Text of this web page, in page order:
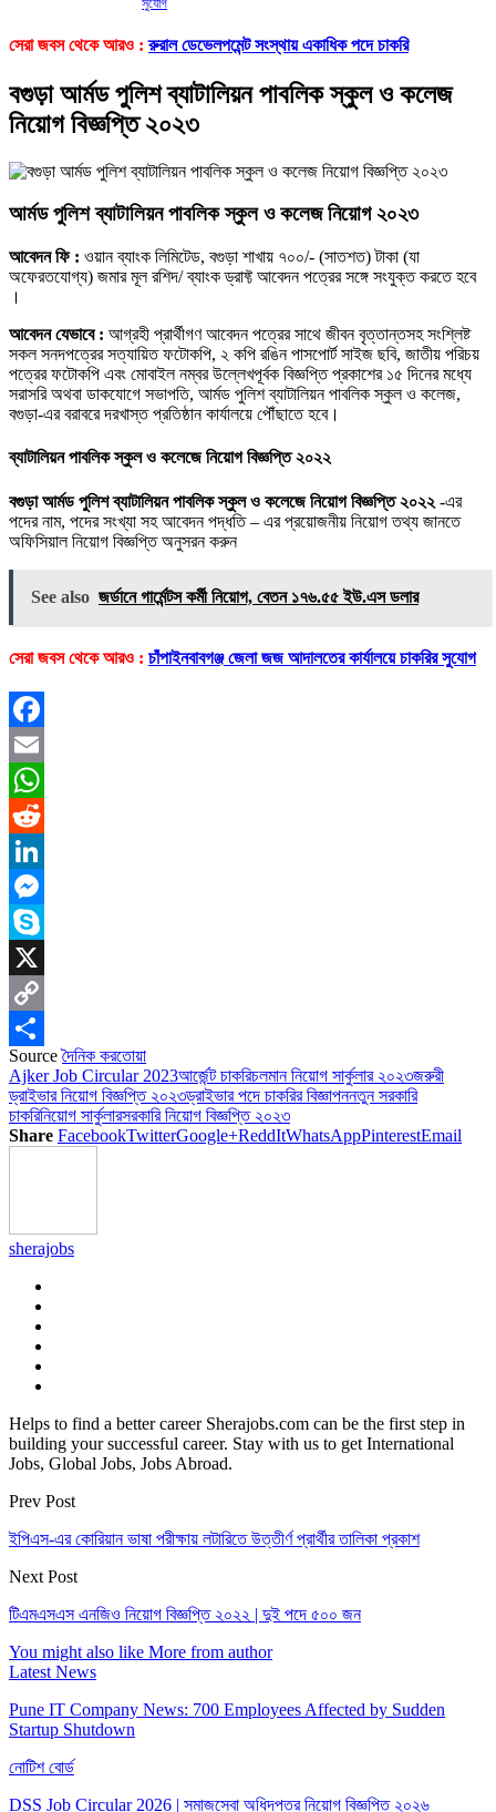
সুযোগ
সেরা জবস থেকে আরও :রুরাল ডেভেলপমেন্ট সংস্থায় একাধিক পদে চাকরি
বগুড়া আর্মড পুলিশ ব্যাটালিয়ন পাবলিক স্কুল ও কলেজ
নিয়োগ বিজ্ঞপ্তি ২০২৩
আর্মড পুলিশ ব্যাটালিয়ন পাবলিক স্কুল ও কলেজ নিয়োগ ২০২৩
আবেদন ফি : ওয়ান ব্যাংক লিমিটেড, বগুড়া শাখায় ৭০০/- (সাতশত) টাকা (যা
অফেরতযোগ্য) জমার মূল রশিদ/ ব্যাংক ড্রাফ্ট আবেদন পত্রের সঙ্গে সংযুক্ত করতে হবে
।
আবেদন যেভাবে : আগ্রহী প্রার্থীগণ আবেদন পত্রের সাথে জীবন বৃত্তান্তসহ সংশ্লিষ্ট
সকল সনদপত্রের সত্যায়িত ফটোকপি, ২ কপি রঙিন পাসপোর্ট সাইজ ছবি, জাতীয় পরিচয়
পত্রের ফটোকপি এবং মোবাইল নম্বর উল্লেখপূর্বক বিজ্ঞপ্তি প্রকাশের ১৫ দিনের মধ্যে
সরাসরি অথবা ডাকযোগে সভাপতি, আর্মড পুলিশ ব্যাটালিয়ন পাবলিক স্কুল ও কলেজ,
বগুড়া-এর বরাবরে দরখাস্ত প্রতিষ্ঠান কার্যালয়ে পৌঁছাতে হবে।
ব্যাটালিয়ন পাবলিক স্কুল ও কলেজে নিয়োগ বিজ্ঞপ্তি ২০২২
বগুড়া আর্মড পুলিশ ব্যাটালিয়ন পাবলিক স্কুল ও কলেজে নিয়োগ বিজ্ঞপ্তি ২০২২ -এর
পদের নাম, পদের সংখ্যা সহ আবেদন পদ্ধতি – এর প্রয়োজনীয় নিয়োগ তথ্য জানতে
অফিসিয়াল নিয়োগ বিজ্ঞপ্তি অনুসরন করুন
See also জর্ডানে গার্মেন্টস কর্মী নিয়ােগ, বেতন ১৭৬.৫৫ ইউ.এস ডলার
সেরা জবস থেকে আরও : চাঁপাইনবাবগঞ্জ জেলা জজ আদালতের কার্যালয়ে চাকরির সুযোগ
Facebook
Email
WhatsApp
Reddit
LinkedIn
Messenger
Skype
X
Copy
Link
Share
Source দৈনিক করতোয়া
Ajker Job Circular 2023আর্জেন্ট চাকরিচলমান নিয়োগ সার্কুলার ২০২৩জরুরী
ড্রাইভার নিয়োগ বিজ্ঞপ্তি ২০২৩ড্রাইভার পদে চাকরির বিজ্ঞাপননতুন সরকারি
চাকরিনিয়োগ সার্কুলারসরকারি নিয়োগ বিজ্ঞপ্তি ২০২৩
Share FacebookTwitterGoogle+ReddItWhatsAppPinterestEmail
sherajobs
Helps to find a better career Sherajobs.com can be the first step in
building your successful career. Stay with us to get International
Jobs, Global Jobs, Jobs Abroad.
Prev Post
ইপিএস-এর কোরিয়ান ভাষা পরীক্ষায় লটারিতে উত্তীর্ণ প্রার্থীর তালিকা প্রকাশ
Next Post
টিএমএসএস এনজিও নিয়োগ বিজ্ঞপ্তি ২০২২ | দুই পদে ৫০০ জন
You might also like More from author
Latest News
Pune IT Company News: 700 Employees Affected by Sudden
Startup Shutdown
নোটিশ বোর্ড
DSS Job Circular 2026 | সমাজসেবা অধিদপ্তর নিয়োগ বিজ্ঞপ্তি ২০২৬